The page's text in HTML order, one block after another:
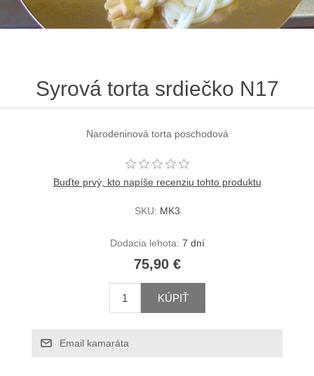
Syrová torta srdiečko N17
Narodeninová torta poschodová
Buďte prvý, kto napíše recenziu tohto produktu
SKU: MK3
Dodacia lehota: 7 dní
75,90 €
KÚPIŤ
Email kamaráta